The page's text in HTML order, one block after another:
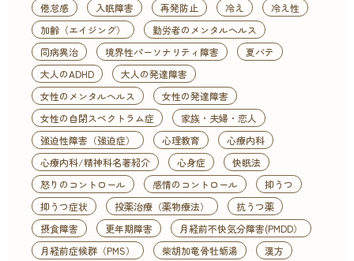
倦怠感
入眠障害 再発防止 冷え
冷え性
加齢（エイジング）
勤労者のメンタルヘルス
同病異治
境界性パーソナリティ障害
夏バテ
大人のADHD
大人の発達障害
女性のメンタルヘルス
女性の発達障害
女性の自閉スペクトラム症
家族・夫婦・恋人
強迫性障害（強迫症）
心理教育
心療内科
心療内科/精神科名著紹介
心身症
快眠法
怒りのコントロール
感情のコントロール
抑うつ
抑うつ症状
投薬治療（薬物療法）
抗うつ薬
摂食障害
更年期障害
月経前不快気分障害(PMDD）
月経前症候群（PMS）
柴胡加竜骨牡蛎湯
漢方